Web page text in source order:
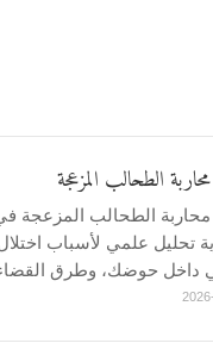
الطحالب المزعجة
محاربة الطحالب المزعجة
تحليل علمي لأسباب
داخل حوضك، وطرق